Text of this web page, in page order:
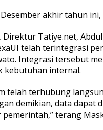
akhir tahun
Direktur Tatiye.net,
telah terintegrasi
Integrasi tersebut
kebutuhan internal.
telah terhubung
demikian, data
pemerintah,” terang